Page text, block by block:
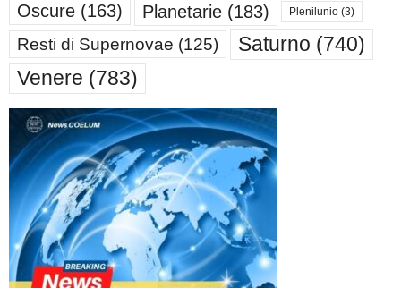
Oscure (163) Planetarie (183) Plenilunio (3)
Resti di Supernovae (125) Saturno (740)
Venere (783)